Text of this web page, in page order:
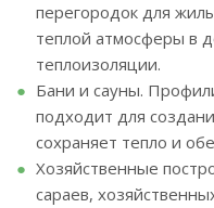
перегородок для
теплой атмосферы в
теплоизоляции.
Бани и сауны.
подходит для
сохраняет тепло и
Хозяйственные
сараев,